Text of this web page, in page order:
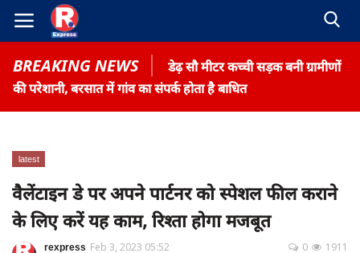
BREAKING NEWS
डेढ़ सौ मीटर कच्ची सड़क बनी ग्रामीणों
की परेशानी, बरसात में गांव का संपर्क होता है बाधित
Home
Contact
latest
वैलेंटाइन डे पर अपने पार्टनर को स्पेशल फील कराने
के लिए करें यह काम, रिश्ता होगा मजबूत
rexpress Feb 3, 2023 05:52 1911
0